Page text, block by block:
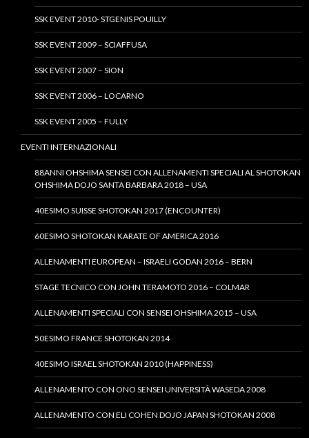
SSK EVENT 2010- STGENIS POUILLY
SSK EVENT 2009 – SCIAFFUSA
SSK EVENT 2007 – SION
SSK EVENT 2006 – LOCARNO
SSK EVENT 2005 – FULLY
EVENTI INTERNAZIONALI
88ANNI OHSHIMA SENSEI CON ALLENAMENTI SPECIALI AL SHOTOKAN
OHSHIMA DOJO SANTA BARBARA 2018 – USA
40ESIMO SUISSE SHOTOKAN 2017 (ENCOUNTER)
60ESIMO SHOTOKAN KARATE OF AMERICA 2016
ALLENAMENTI EUROPEAN – ISRAELI GODAN 2016 – BERN
STAGE TECNICO CON JOHN TERAMOTO 2016 – COLMAR
ALLENAMENTI SPECIALI CON SENSEI OHSHIMA 2015 – USA
50ESIMO FRANCE SHOTOKAN 2014
40ESIMO ISRAEL SHOTOKAN 2010 (HAPPINESS)
ALLENAMENTO CON ONO SENSEI UNIVERSITÀ WASEDA 2008
ALLENAMENTO CON ELI COHEN DOJO JAPAN SHOTOKAN 2008